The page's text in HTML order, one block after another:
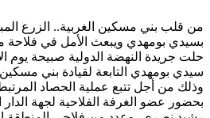
من قلب بني مسكين الغربية.. الزرع
بسيدي بومهدي ويبعث الأمل في فلاحة
سيدي بومهدي التابعة لقيادة بني
وذلك من أجل تتبع عملية الحصاد
بحضور عضو الغرفة الفلاحية لجهة